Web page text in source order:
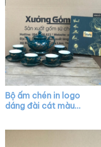
Bộ ấm chén in logo
dáng đài cát màu